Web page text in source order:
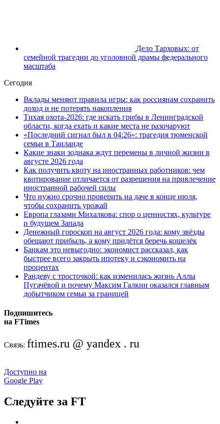
Дело Тарховых: от
семейной трагедии до уголовной драмы федерального
масштаба
Сегодня
Вклады меняют правила игры: как россиянам сохранить
доход и не потерять накопления
Тихая охота-2026: где искать грибы в Ленинградской
области, когда ехать и какие места не разочаруют
«Последний сигнал был в 04:26»: трагедия тюменской
семьи в Таиланде
Какие знаки зодиака ждут перемены в личной жизни в
августе 2026 года
Как получить квоту на иностранных работников: чем
квотирование отличается от разрешения на привлечение
иностранной рабочей силы
Что нужно срочно проверить на даче в конце июля,
чтобы сохранить урожай
Европа глазами Михалкова: спор о ценностях, культуре
и будущем Запада
Денежный гороскоп на август 2026 года: кому звёзды
обещают прибыль, а кому придётся беречь кошелёк
Банкам это невыгодно: экономист рассказал, как
быстрее всего закрыть ипотеку и сэкономить на
процентах
Рандеву с тросточкой: как изменилась жизнь Аллы
Пугачёвой и почему Максим Галкин оказался главным
добытчиком семьи за границей
Подпишитесь
на FTimes
Связь: ftimes.ru @ yandex . ru
Доступно на
Google Play
Следуйте за FT